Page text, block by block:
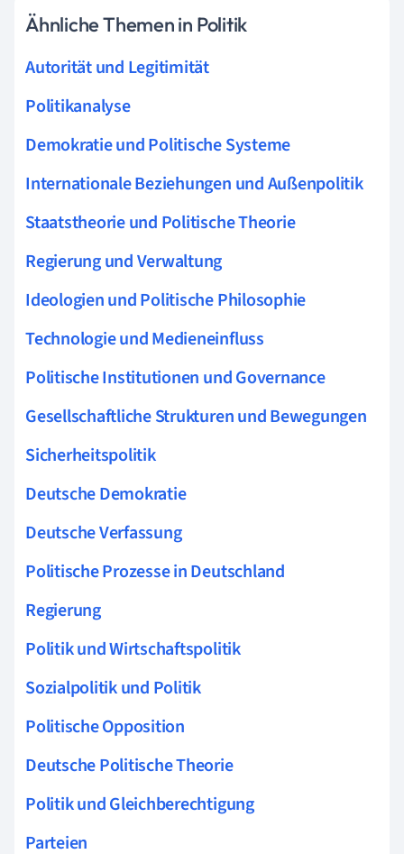
Ähnliche Themen in Politik
Autorität und Legitimität
Politikanalyse
Demokratie und Politische Systeme
Internationale Beziehungen und Außenpolitik
Staatstheorie und Politische Theorie
Regierung und Verwaltung
Ideologien und Politische Philosophie
Technologie und Medieneinfluss
Politische Institutionen und Governance
Gesellschaftliche Strukturen und Bewegungen
Sicherheitspolitik
Deutsche Demokratie
Deutsche Verfassung
Politische Prozesse in Deutschland
Regierung
Politik und Wirtschaftspolitik
Sozialpolitik und Politik
Politische Opposition
Deutsche Politische Theorie
Politik und Gleichberechtigung
Parteien